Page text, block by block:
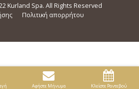
Kurland Spa. All Rights Reserved
Πολιτική απορρήτου
Αφήστε Μήνυμα Κλείστε Ραντεβού